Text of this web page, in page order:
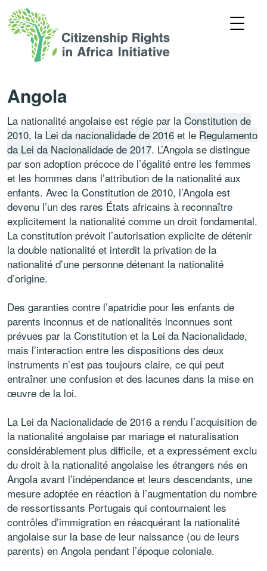
Angola
La nationalité angolaise est régie par la Constitution de
2010, la Lei da nacionalidade de 2016 et le Regulamento
da Lei da Nacionalidade de 2017. L’Angola se distingue
par son adoption précoce de l’égalité entre les femmes
et les hommes dans l’attribution de la nationalité aux
enfants. Avec la Constitution de 2010, l’Angola est
devenu l’un des rares États africains à reconnaître
explicitement la nationalité comme un droit fondamental.
La constitution prévoit l’autorisation explicite de détenir
la double nationalité et interdit la privation de la
nationalité d’une personne détenant la nationalité
d’origine.
Des garanties contre l’apatridie pour les enfants de
parents inconnus et de nationalités inconnues sont
prévues par la Constitution et la Lei da Nacionalidade,
mais l’interaction entre les dispositions des deux
instruments n’est pas toujours claire, ce qui peut
entraîner une confusion et des lacunes dans la mise en
œuvre de la loi.
La Lei da Nacionalidade de 2016 a rendu l’acquisition de
la nationalité angolaise par mariage et naturalisation
considérablement plus difficile, et a expressément exclu
du droit à la nationalité angolaise les étrangers nés en
Angola avant l’indépendance et leurs descendants, une
mesure adoptée en réaction à l’augmentation du nombre
de ressortissants Portugais qui contournaient les
contrôles d’immigration en réacquérant la nationalité
angolaise sur la base de leur naissance (ou de leurs
parents) en Angola pendant l’époque coloniale.